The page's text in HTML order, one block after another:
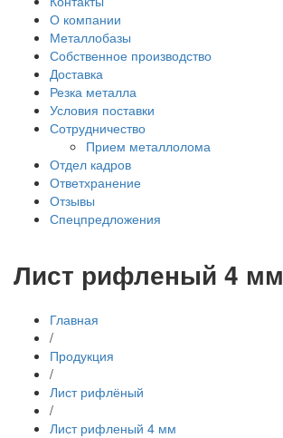
О компании
Металлобазы
Собственное производство
Доставка
Резка металла
Условия поставки
Сотрудничество
Прием металлолома
Отдел кадров
Ответхранение
Отзывы
Спецпредложения
Лист рифленый 4 мм
Главная
/
Продукция
/
Лист рифлёный
/
Лист рифленый 4 мм